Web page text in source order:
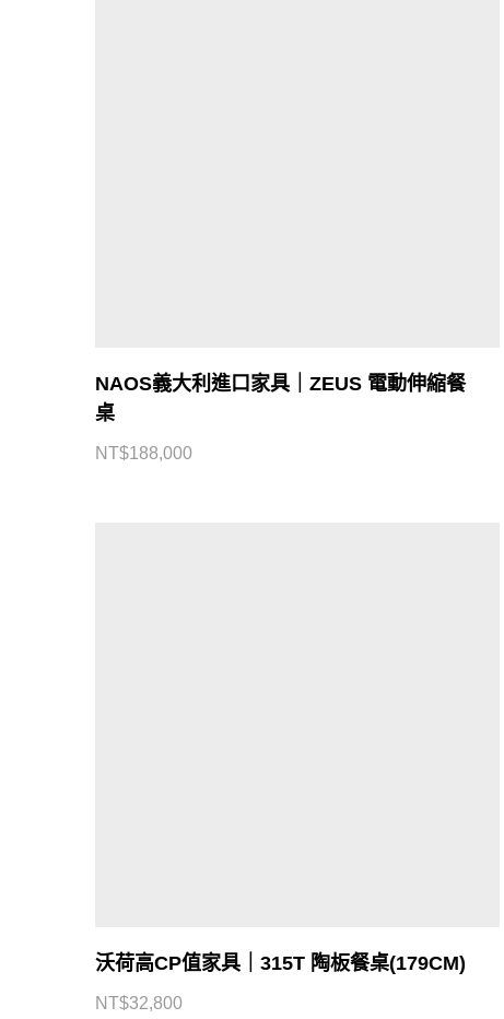
NAOS義大利進口家具｜ZEUS 電動伸縮餐
桌
NT$188,000
沃荷高CP值家具｜315T 陶板餐桌(179CM)
NT$32,800
CONTACT US